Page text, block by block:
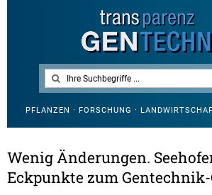
PFLANZEN · FORSCHUNG ·
Wenig Änderungen.
Eckpunkte zum